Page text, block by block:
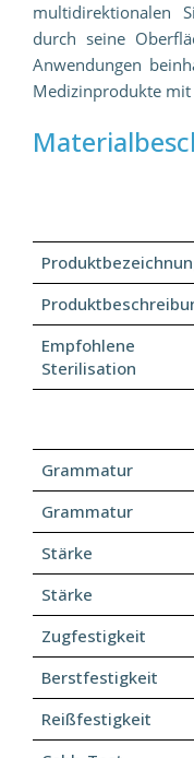
multidirektionalen
durch seine
Anwendungen
Medizinprodukte
Empfohlene
Sterilisation
Grammatur
Grammatur
Stärke
Stärke
Zugfestigkeit
Berstfestigkeit
Reißfestigkeit